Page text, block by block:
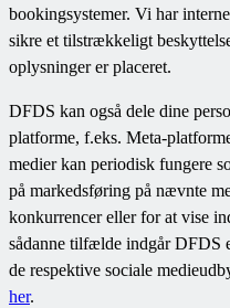
bookingsystemer. Vi har
sikre et tilstrækkeligt
oplysninger er placeret.
DFDS kan også dele dine
platforme, f.eks. Meta-
medier kan periodisk fungere
på markedsføring på nævnte
konkurrencer eller for at vise
sådanne tilfælde indgår DFDS
de respektive sociale
her.